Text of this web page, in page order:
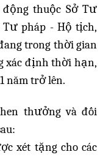
động thuộc Sở Tư
Tư pháp - Hộ tịch,
trong thời gian
xác định thời hạn,
năm trở lên.
thưởng và đối
xét tặng cho các